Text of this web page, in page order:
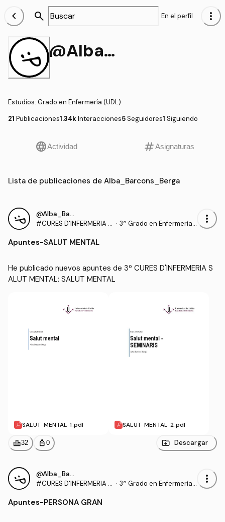
chevron_left search En el perfil more_vert
@Alba_Barcons_Berga
Estudios: Grado en Enfermería (UDL)
21 Publicaciones1.34kInteracciones5Seguidores1 Siguiendo
languageActividad tagAsignaturas
Lista de publicaciones de Alba_Barcons_Berga
@Alba_Barcons_Berga
#CURES D'INFERMERIA S · 3º Grado en Enfermería
more_vert
Apuntes-SALUT MENTAL
He publicado nuevos apuntes de 3º CURES D'INFERMERIA S
ALUT MENTAL: SALUT MENTAL
SALUT-MENTAL-1.pdf SALUT-MENTAL-2.pdf
leaderboard32 personal_bag 0 Descargar
@Alba_Barcons_Berga
#CURES D'INFERMERIA P
· 3º Grado en Enfermería
more_vert
Apuntes-PERSONA GRAN